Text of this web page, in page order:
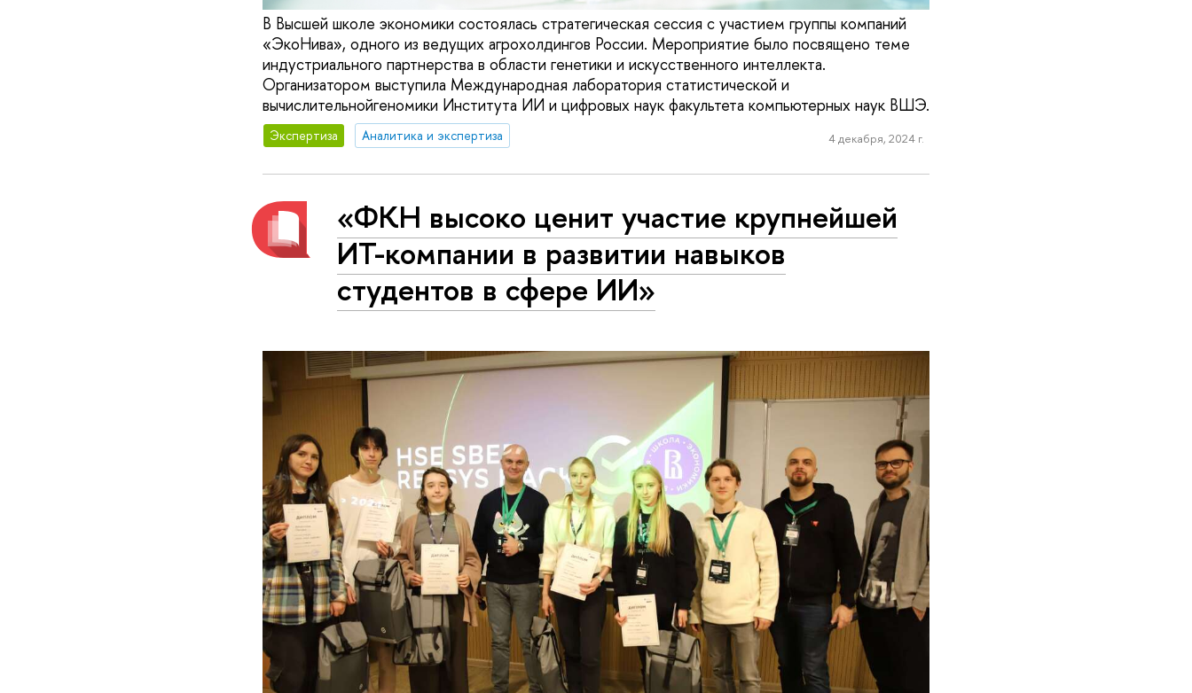
В Высшей школе экономики состоялась стратегическая сессия с участием группы компаний
«ЭкоНива», одного из ведущих агрохолдингов России. Мероприятие было посвящено теме
индустриального партнерства в области генетики и искусственного интеллекта.
Организатором выступила Международная лаборатория статистической и
вычислительнойгеномики Института ИИ и цифровых наук факультета компьютерных наук ВШЭ.
Экспертиза Аналитика и экспертиза 4 декабря, 2024 г.
«ФКН высоко ценит участие крупнейшей
ИТ-компании в развитии навыков
студентов в сфере ИИ»